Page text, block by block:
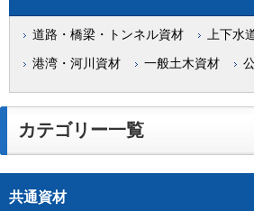
道路・橋梁・トンネル資材 上下水
港湾・河川資材 一般土木資材
カテゴリー一覧
共通資材